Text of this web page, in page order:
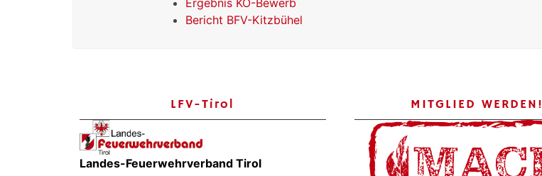
Bericht BFV-Kitzbühel
LFV-Tirol
Landes-Feuerwehrverband Tirol
MITGLIED WERDEN!